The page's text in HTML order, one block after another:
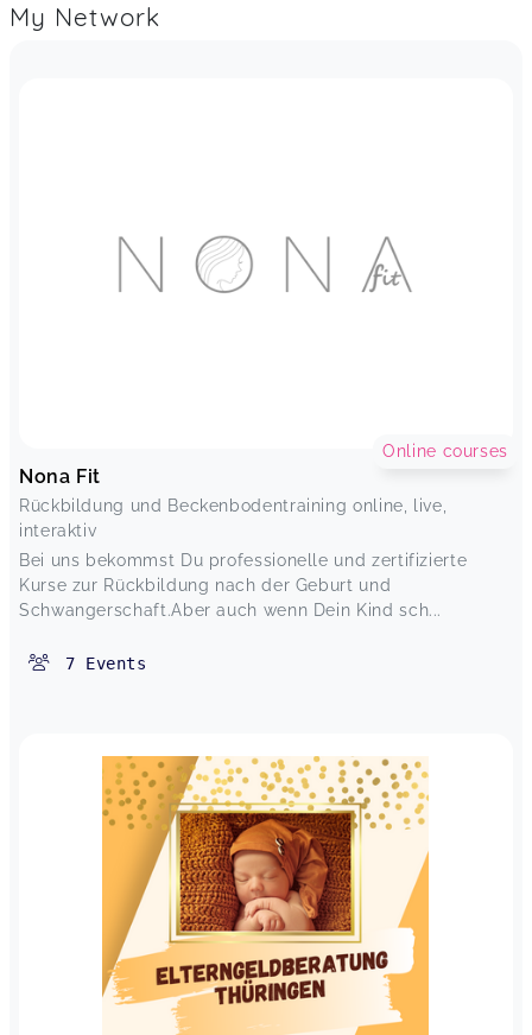
My Network
Nona Fit
Rückbildung und Beckenbodentraining online, live,
interaktiv
Bei uns bekommst Du ​professionelle und zertifizierte
Kurse zur Rückbildung nach der Geburt und
Schwangerschaft.Aber auch wenn Dein Kind sch...
Online courses
7 Events